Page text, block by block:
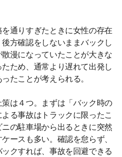
通りすぎたときに女性の存在
方確認をしないままバックし
漫になっていたことが大きな
ため、通常より遅れて出発し
たことが考えられる。
は４つ。まずは「バック時の
る事故はトラックに限ったこ
の駐車場から出るときに突然
ースも多い。確認を怠らず、
クすれば、事故を回避できる